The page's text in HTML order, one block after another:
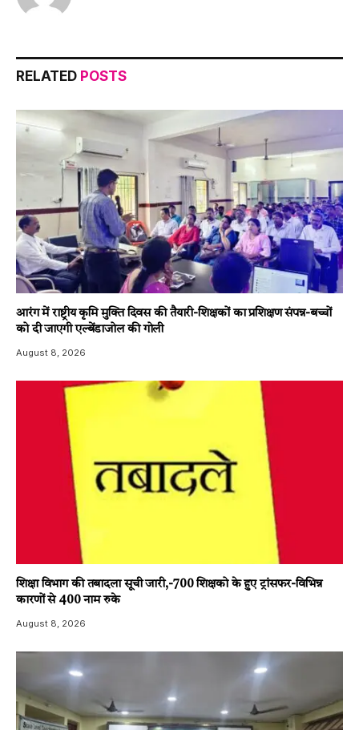
RELATED POSTS
आरंग में राष्ट्रीय कृमि मुक्ति दिवस की तैयारी-शिक्षकों का प्रशिक्षण संपन्न-बच्चों
को दी जाएगी एल्बेंडाजोल की गोली
August 8, 2026
शिक्षा विभाग की तबादला सूची जारी,-700 शिक्षको के हुए ट्रांसफर-विभिन्न
कारणों से 400 नाम रुके
August 8, 2026